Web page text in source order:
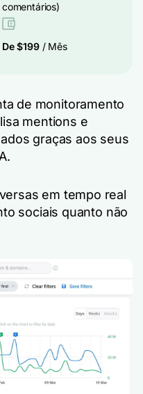
comentários)
De $199 / Mês
de monitoramento
mentions e
graças aos seus
em tempo real
sociais quanto não